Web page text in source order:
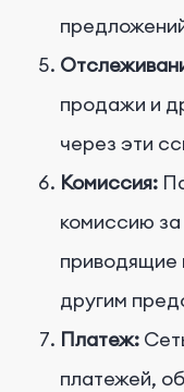
продажи и
через эти
Комиссия:
комиссию
приводящие
другим
Платеж:
платежей,